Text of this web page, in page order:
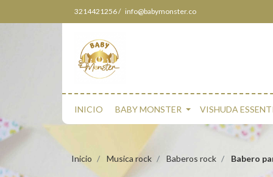
3214421256 / info@babymonster.co
INICIO BABY MONSTER VISHUDA
Inicio Musica rock Baberos rock Babero